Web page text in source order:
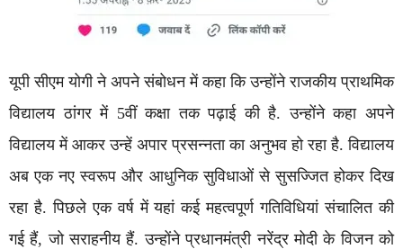
यूपी सीएम योगी ने अपने संबोधन में कहा कि उन्होंने राजकीय प्राथमिक
विद्यालय ठांगर में 5वीं कक्षा तक पढ़ाई की है. उन्होंने कहा अपने
विद्यालय में आकर उन्हें अपार प्रसन्नता का अनुभव हो रहा है. विद्यालय
अब एक नए स्वरूप और आधुनिक सुविधाओं से सुसज्जित होकर दिख
रहा है. पिछले एक वर्ष में यहां कई महत्वपूर्ण गतिविधियां संचालित की
गई हैं, जो सराहनीय हैं. उन्होंने प्रधानमंत्री नरेंद्र मोदी के विजन को